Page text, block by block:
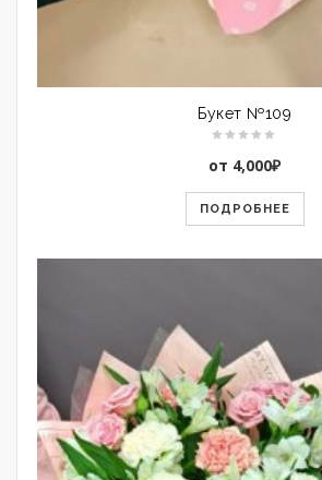
Букет №109
от 4,000₽
ПОДРОБНЕЕ